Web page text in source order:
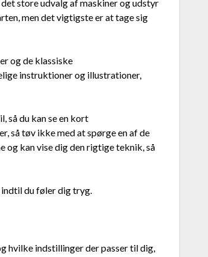
store udvalg af maskiner og udstyr
men det vigtigste er at tage sig
og de klassiske
instruktioner og illustrationer,
så du kan se en kort
så tøv ikke med at spørge en af de
kan vise dig den rigtige teknik, så
du føler dig tryg.
hvilke indstillinger der passer til dig,